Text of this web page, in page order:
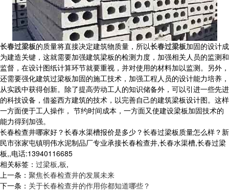
长春过梁板的质量将直接决定建筑物质量，所以长春过梁板加固的设计成
为建造关键，这就需要加强建筑梁板的检测力度，加强相关人员的监测和
监督，在设计图纸计算环节就要重视，并对使用的材料加以监测。另外，
还需要强化建筑过梁板加固的施工技术，加强工程人员的设计能力培养，
从实践中获得创新。除了提高劳动工人的知识储备外，可以引进一些先进
的科技设备，借鉴西方建筑的技术，以完善自己的建筑梁板设计图。这样
一方面便于工人操作， 节约时间成本，一方面又使建设梁板加固技术的
能力得到加强。
长春检查井哪家好？长春水渠槽报价是多少？长春过梁板质量怎么样？新
民市张家屯镇明伟水泥制品厂专业承接长春检查井,长春水渠槽,长春过梁
板,,电话:13940116685
相关标签： 过梁板,板,
上一条： 聚焦长春检查井的发展未来
下一条： 关于长春检查井的作用你都知道哪些？